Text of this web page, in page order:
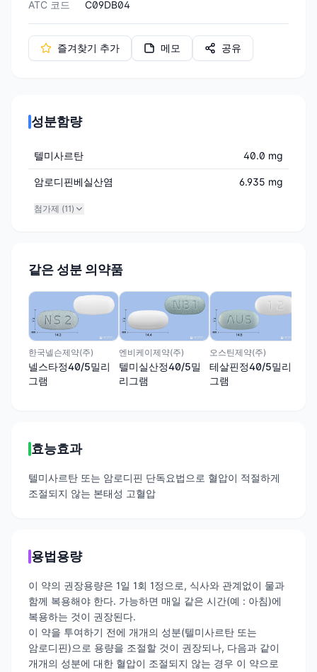
ATC 코드
C09DB04
즐겨찾기 추가 메모 공유
성분함량
텔미사르탄 40.0 mg
암로디핀베실산염 6.935 mg
첨가제 (11)
같은 성분 의약품
한국넬슨제약(주)
넬스타정40/5밀리
그램
엔비케이제약(주)
텔미실산정40/5밀
리그램
오스틴제약(주)
테살핀정40/5밀리
그램
효능효과
텔미사르탄 또는 암로디핀 단독요법으로 혈압이 적절하게
조절되지 않는 본태성 고혈압
용법용량
이 약의 권장용량은 1일 1회 1정으로, 식사와 관계없이 물과
함께 복용해야 한다. 가능하면 매일 같은 시간(예 : 아침)에
복용하는 것이 권장된다.
이 약을 투여하기 전에 개개의 성분(텔미사르탄 또는
암로디핀)으로 용량을 조절할 것이 권장되나, 다음과 같이
개개의 성분에 대한 혈압이 조절되지 않는 경우 이 약으로